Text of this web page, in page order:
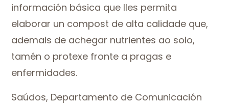
información básica que lles permita
elaborar un compost de alta calidade que,
ademais de achegar nutrientes ao solo,
tamén o protexe fronte a pragas e
enfermidades.
Saúdos, Departamento de Comunicación